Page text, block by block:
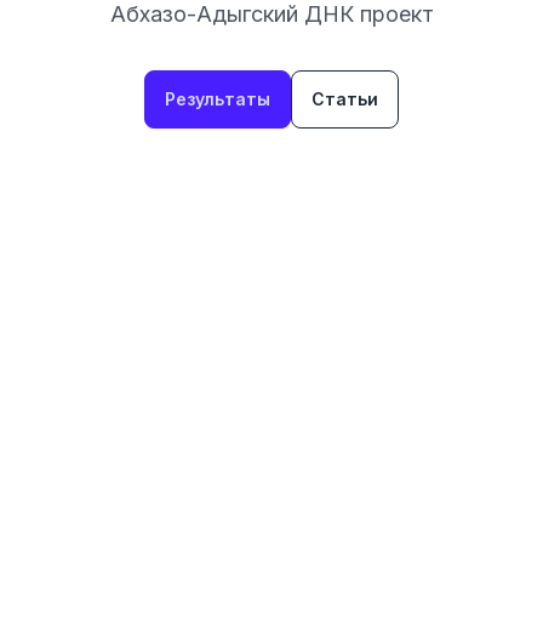
Абхазо-Адыгский ДНК проект
Результаты Статьи